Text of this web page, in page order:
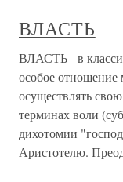
ВЛАСТЬ
ВЛАСТЬ - в
особое
осуществлять
терминах воли
дихотомии
Аристотелю.